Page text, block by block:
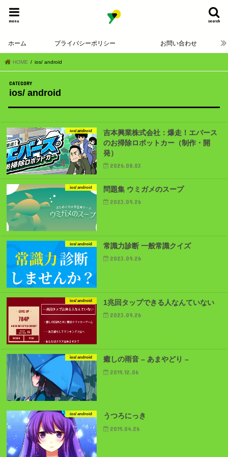
search
menu
ホーム プライバシーポリシー お問い合わせ
HOME ios/ android
ios/ android
ios/ android
吉本興業株式会社：爆走！エバース
のお掃除ロボットカー（制作・開
発）
2026.08.03
ios/ android 問題集 ウミガメのスープ
2023.09.26
ios/ android 常識力診断 一般常識クイズ
2023.09.26
ios/ android 1兆回タップできる人なんていない
2023.09.26
ios/ android 癒しの雨音 – あまやどり –
2019.12.06
ios/ android うつろにっき
2019.04.26